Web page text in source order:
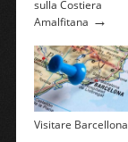
sulla Costiera
Amalfitana →
Visitare Barcellona